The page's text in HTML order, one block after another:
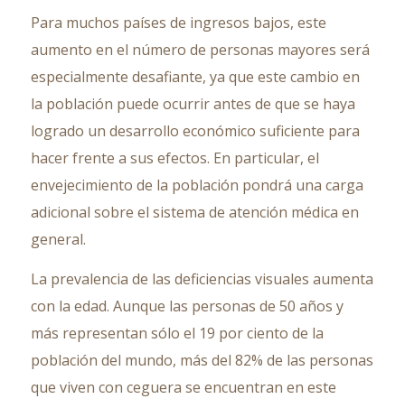
Para muchos países de ingresos bajos, este
aumento en el número de personas mayores será
especialmente desafiante, ya que este cambio en
la población puede ocurrir antes de que se haya
logrado un desarrollo económico suficiente para
hacer frente a sus efectos. En particular, el
envejecimiento de la población pondrá una carga
adicional sobre el sistema de atención médica en
general.
La prevalencia de las deficiencias visuales aumenta
con la edad. Aunque las personas de 50 años y
más representan sólo el 19 por ciento de la
población del mundo, más del 82% de las personas
que viven con ceguera se encuentran en este